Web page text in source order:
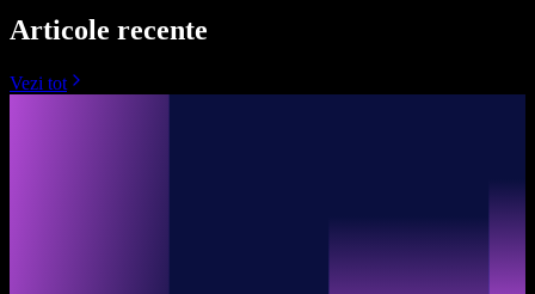
Articole recente
Vezi tot